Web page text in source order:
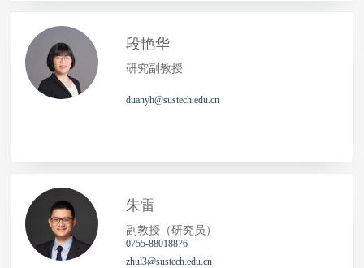
段艳华
研究副教授
duanyh@sustech.edu.cn
朱雷
副教授（研究员）
0755-88018876
zhul3@sustech.edu.cn